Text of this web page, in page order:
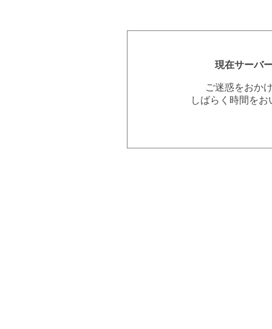
現在サーバ
ご迷惑をおか
しばらく時間を